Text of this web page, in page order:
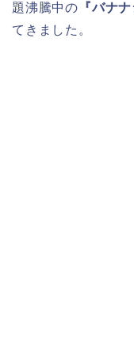
題沸騰中の 『バナ
てきました。